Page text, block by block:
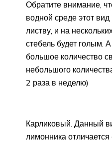
Обратите внимание,
водной среде этот
листву, и на
стебель будет голым.
большое количество
небольшого
2 раза в неделю)
Карликовый. Данный
лимонника